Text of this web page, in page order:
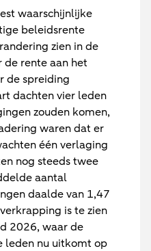
waarschijnlijke
beleidsrente
zien in de
de rente aan het
de spreiding
dachten vier leden
zouden komen,
waren dat er
één verlaging
nog steeds twee
aantal
daalde van 1,47
is te zien
2026, waar de
leden nu uitkomt op